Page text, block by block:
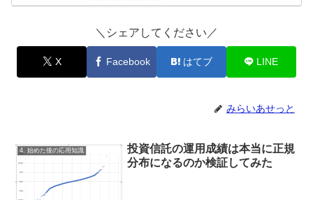
＼シェアしてください／
X Facebook はてブ LINE
みらいあせっと
4. 始めた後の応用知識
投資信託の運用成績は本当に正規
分布になるのか検証してみた